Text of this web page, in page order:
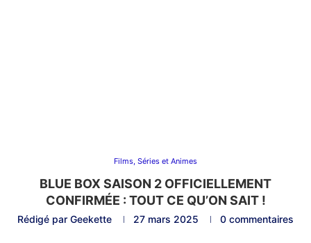
Films, Séries et Animes
BLUE BOX SAISON 2 OFFICIELLEMENT
CONFIRMÉE : TOUT CE QU’ON SAIT !
Rédigé par Geekette 27 mars 2025 0 commentaires